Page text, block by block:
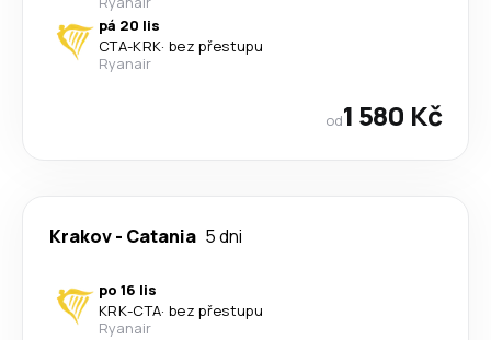
pá 20 lis
CTA-KRK· bez přestupu
Ryanair
od1 580 Kč
Krakov- Catania 5 dni
po 16 lis
KRK-CTA· bez přestupu
Ryanair